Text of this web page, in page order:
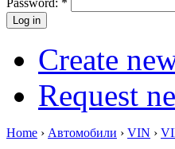
Create
Request
Home › Автомобили › VIN ›